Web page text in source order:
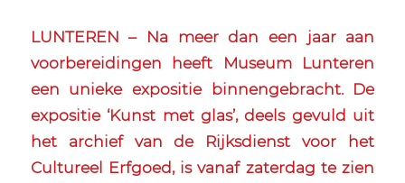
LUNTEREN – Na meer dan een jaar aan
voorbereidingen heeft Museum Lunteren
een unieke expositie binnengebracht. De
expositie ‘Kunst met glas’, deels gevuld uit
het archief van de Rijksdienst voor het
Cultureel Erfgoed, is vanaf zaterdag te zien